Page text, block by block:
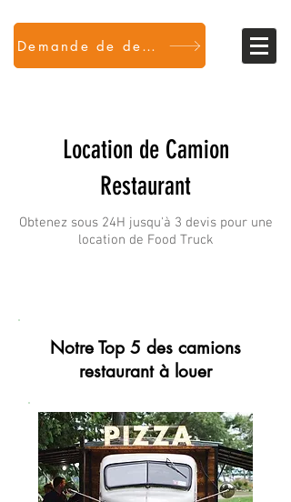
Demande de devis
Location de Camion
Restaurant
Obtenez sous 24H jusqu'à 3 devis pour une
location de Food Truck
Notre Top 5 des camions
restaurant à louer